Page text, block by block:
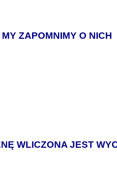
ZAPOMNIMY O NICH
WLICZONA JEST